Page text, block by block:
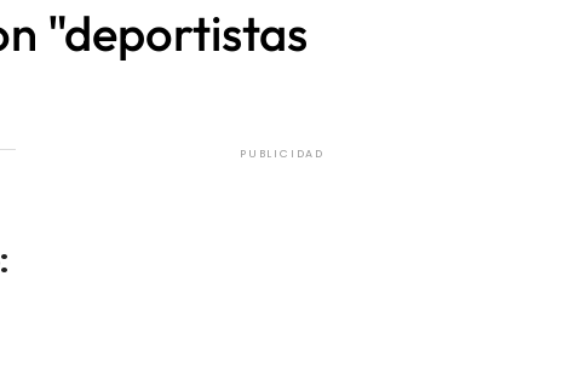
"deportistas
PUBLICIDAD